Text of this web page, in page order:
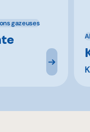
gazeuses